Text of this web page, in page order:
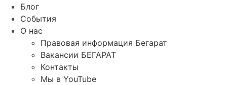
Блог
События
О нас
Правовая информация Бегарат
Вакансии БЕГАРАТ
Контакты
Мы в YouTube